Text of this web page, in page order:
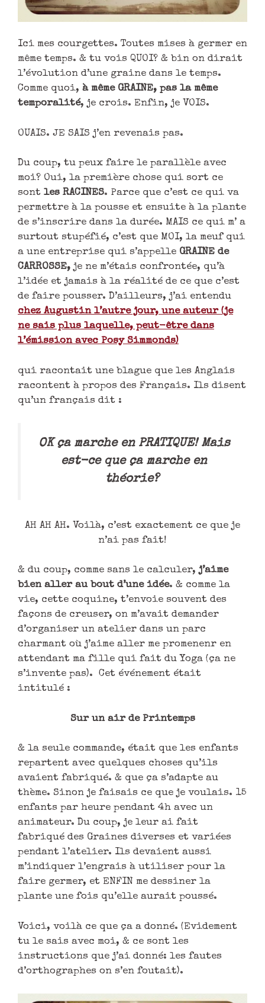
Ici mes courgettes. Toutes mises à germer en
même temps. & tu vois QUOI? & bin on dirait
l’évolution d’une graine dans le temps.
Comme quoi, à même GRAINE, pas la même
temporalité, je crois. Enfin, je VOIS.
OUAIS. JE SAIS j’en revenais pas.
Du coup, tu peux faire le parallèle avec
moi? Oui, la première chose qui sort ce
sont les RACINES. Parce que c’est ce qui va
permettre à la pousse et ensuite à la plante
de s’inscrire dans la durée. MAIS ce qui m’ a
surtout stupéfié, c’est que MOI, la meuf qui
a une entreprise qui s’appelle GRAINE de
CARROSSE, je ne m’étais confrontée, qu’à
l’idée et jamais à la réalité de ce que c’est
de faire pousser. D’ailleurs, j’ai entendu
chez Augustin l’autre jour, une auteur (je
ne sais plus laquelle, peut-être dans
l’émission avec PosySimmonds)
qui racontait une blague que les Anglais
racontent à propos des Français. Ils disent
qu’un français dit :
OK ça marche en PRATIQUE! Mais
est-ce que ça marche en
théorie?
AH AH AH. Voilà, c’est exactement ce que je
n’ai pas fait!
& du coup, comme sans le calculer, j’aime
bien aller au bout d’une idée. & comme la
vie, cette coquine, t’envoie souvent des
façons de creuser, on m’avait demander
d’organiser un atelier dans un parc
charmant où j’aime aller me promenenr en
attendant ma fille qui fait du Yoga (ça ne
s’invente pas). Cet événement était
intitulé :
Sur un air de Printemps
& la seule commande, était que les enfants
repartent avec quelques choses qu’ils
avaient fabriqué. & que ça s’adapte au
thème. Sinon je faisais ce que je voulais. 15
enfants par heure pendant 4h avec un
animateur. Du coup, je leur ai fait
fabriqué des Graines diverses et variées
pendant l’atelier. Ils devaient aussi
m’indiquer l’engrais à utiliser pour la
faire germer, et ENFIN me dessiner la
plante une fois qu’elle aurait poussé.
Voici, voilà ce que ça a donné. (Evidement
tu le sais avec moi, & ce sont les
instructions que j’ai donné: les fautes
d’orthographes on s’en foutait).